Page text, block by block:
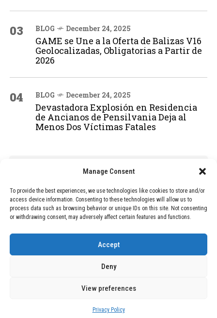
Manage Consent
To provide the best experiences, we use technologies like cookies to store and/or
access device information. Consenting to these technologies will allow us to
process data such as browsing behavior or unique IDs on this site. Not consenting
or withdrawing consent, may adversely affect certain features and functions.
Accept
Deny
View preferences
Privacy Policy
03 BLOG December 24, 2025
GAME se Une a la Oferta de Balizas V16
Geolocalizadas, Obligatorias a Partir de
2026
04 BLOG December 24, 2025
Devastadora Explosión en Residencia
de Ancianos de Pensilvania Deja al
Menos Dos Víctimas Fatales